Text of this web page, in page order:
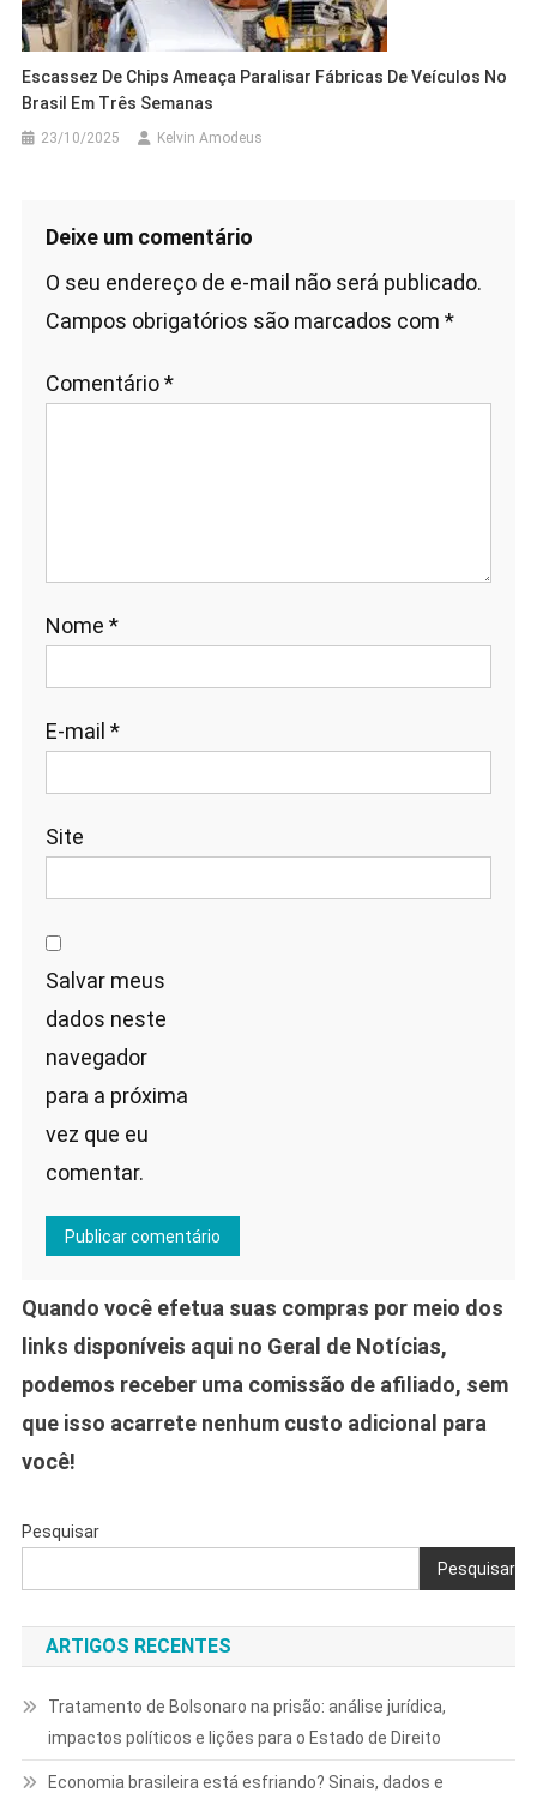
Escassez De Chips Ameaça Paralisar Fábricas De Veículos No
Brasil Em Três Semanas
23/10/2025 Kelvin Amodeus
Deixe um comentário
O seu endereço de e-mail não será publicado.
Campos obrigatórios são marcados com *
Comentário*
Nome *
E-mail *
Site
Salvar meus
dados neste
navegador
para a próxima
vez que eu
comentar.
Quando você efetua suas compras por meio dos
links disponíveis aqui no Geral de Notícias,
podemos receber uma comissão de afiliado, sem
que isso acarrete nenhum custo adicional para
você!
Pesquisar
Pesquisar
ARTIGOS RECENTES
Tratamento de Bolsonaro na prisão: análise jurídica,
impactos políticos e lições para o Estado de Direito
Economia brasileira está esfriando? Sinais, dados e